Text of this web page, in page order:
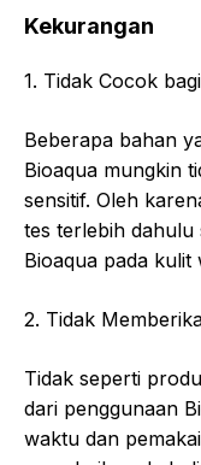
Kekurangan
1. Tidak Cocok
Beberapa bahan
Bioaqua mungkin
sensitif. Oleh
tes terlebih
Bioaqua pada kulit
2. Tidak
Tidak seperti
dari penggunaan
waktu dan